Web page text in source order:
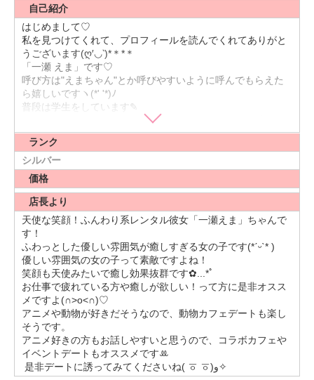
自己紹介
はじめまして♡
私を見つけてくれて、プロフィールを読んでくれてありがと
うございます(ღ′◡︎‵)*＊*＊
「一瀬 えま」です♡
呼び方は"えまちゃん"とか呼びやすいように呼んでもらえた
ら嬉しいですヽ(*' '*)ﾉ
普段は学生をしています✎︎
勉強を頑張りながら学生時代に色々な所へ行って思い出を作
りたいなと思ってます(*´꒳`*)
\性格/
誰とでもすぐ仲良くなれます！
周りの人からは話しやすくて、素で話が出来るとよく言われ
ます(•'-'•)
あと、お話を話すのも好きですが話を聞くのも大好きです♡
好奇心旺盛で、周りの人の趣味とかに影響を受けやすい性格
なのでぜひ、色々なお話聞かせてください‼︎(*´∀︎｀*)
そして、私は喜んでる・楽しんでる人の笑顔を見ることが何
よりの幸せです(*´∀︎｀*)
私とデートをして楽しかったなっと思ってもらえたら嬉しい
です♡
\好きなこと/
性格編でも話した通り私は好奇心旺盛なので好きなことが多
いです( •ॢ◡︎-ॢ)-♡︎
少し長くなってしまうのですが、最後まで見てくれると嬉し
いです♪
1つ目は【食べる事】です！
特に好きな食べ物は、"お肉"と"フルーツ"です( ∩︎ˇωˇ∩︎)
ランク
シルバー
価格
店長より
天使な笑顔！ふんわり系レンタル彼女「一瀬えま」ちゃんで
す！
ふわっとした優しい雰囲気が癒しすぎる女の子です‪(*ˊᵕˋ* )
優しい雰囲気の女の子って素敵ですよね！
笑顔も天使みたいで癒し効果抜群です✿...*ﾟ
お仕事で疲れている方や癒しが欲しい！って方に是非オスス
メですよ(∩˃o˂∩)♡
アニメや動物が好きだそうなので、動物カフェデートも楽し
そうです。
アニメ好きの方もお話しやすいと思うので、コラボカフェや
イベントデートもオススメです‪ꔛ
‬ 是非デートに誘ってみてくださいね‎( ㆆ ㆆ)و✧